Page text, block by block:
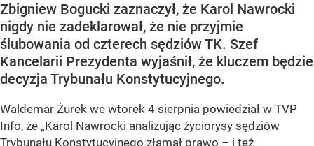
Zbigniew Bogucki zaznaczył, że Karol Nawrocki
nigdy nie zadeklarował, że nie przyjmie
ślubowania od czterech sędziów TK. Szef
Kancelarii Prezydenta wyjaśnił, że kluczem będzie
decyzja Trybunału Konstytucyjnego.
Waldemar Żurek we wtorek 4 sierpnia powiedział w TVP
Info, że „Karol Nawrocki analizując życiorysy sędziów
Trybunału Konstytucyjnego złamał prawo – i też